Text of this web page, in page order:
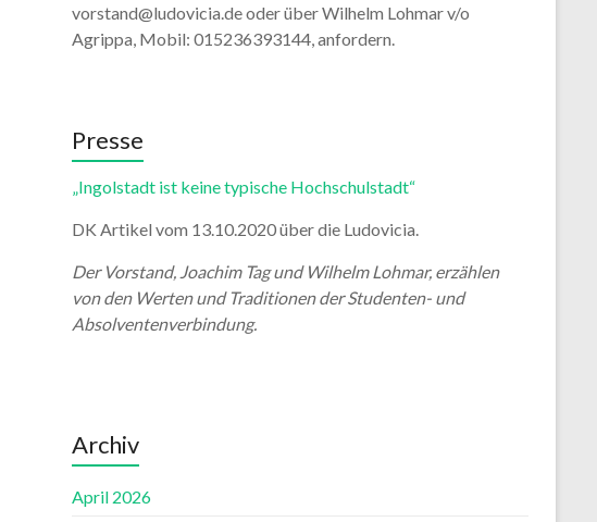
vorstand@ludovicia.de oder über Wilhelm Lohmar v/o
Agrippa, Mobil: 015236393144, anfordern.
Presse
„Ingolstadt ist keine typische Hochschulstadt“
DK Artikel vom 13.10.2020 über die Ludovicia.
Der Vorstand, Joachim Tag und Wilhelm Lohmar, erzählen
von den Werten und Traditionen der Studenten- und
Absolventenverbindung.
Archiv
April 2026